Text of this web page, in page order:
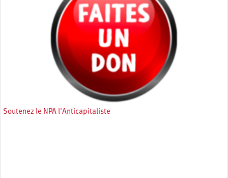
Soutenez le NPA l'Anticapitaliste